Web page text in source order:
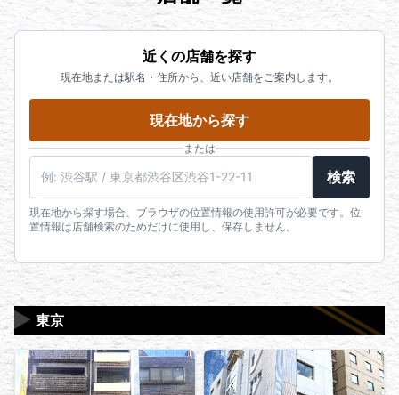
近くの店舗を探す
現在地または駅名・住所から、近い店舗をご案内します。
現在地から探す
または
検索
現在地から探す場合、ブラウザの位置情報の使用許可が必要です。位
置情報は店舗検索のためだけに使用し、保存しません。
東京
▶